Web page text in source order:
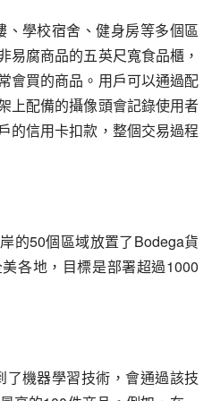
學校宿舍、健身房等多個區
易腐商品的五英尺寬食品櫃，
會買的商品。用戶可以通過配
上配備的攝像頭會記錄使用者
的信用卡扣款，整個交易過程
的50個區域放置了Bodega貨
各地，目標是部署超過1000
機器學習技術，會通過該技